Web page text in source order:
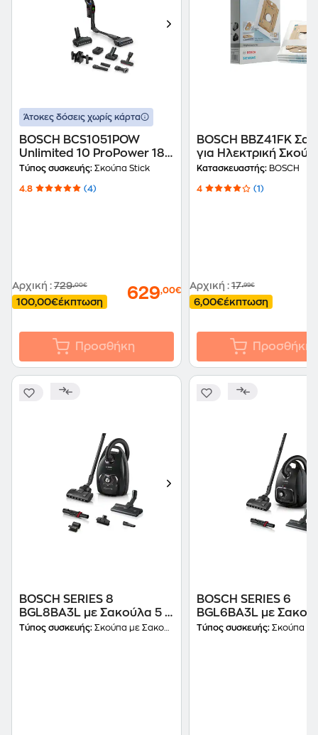
Άτοκες δόσεις χωρίς κάρτα
BOSCH BCS1051POW
Unlimited 10 ProPower 18
V 0.4 L Μαύρη Σκούπα
Τύπος συσκευής: Σκούπα Stick
4.8 (4)
Αρχική : 729,00€
100,00€έκπτωση 629,00€
Προσθήκη
BOSCH BBZ41FK
για Ηλεκτρική
Κατασκευαστής: BOSCH
4 (1)
Αρχική : 17,99€
6,00€έκπτωση
Προσθήκη
BOSCH SERIES 8
BGL8BA3L με Σακούλα 5 L
Μαύρο Ηλεκτρική Σκούπα
Τύπος συσκευής: Σκούπα με Σακούλα
BOSCH SERIES 6
BGL6BA3L με Σακούλα 4 L
Μαύρο Ηλεκτρική
Τύπος συσκευής: Σκούπα με